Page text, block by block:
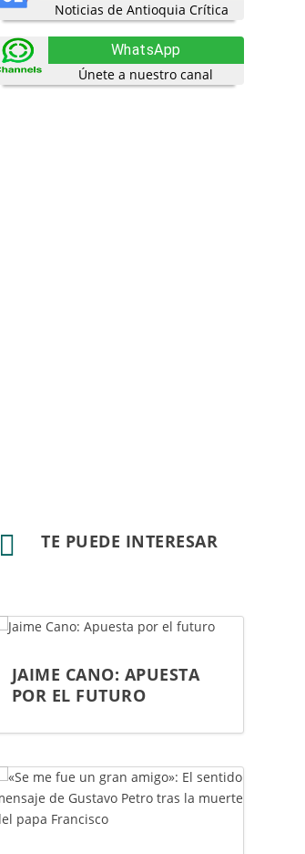
Noticias de Antioquia Crítica
WhatsApp
Únete a nuestro canal
 TE PUEDE INTERESAR
JAIME CANO: APUESTA
POR EL FUTURO